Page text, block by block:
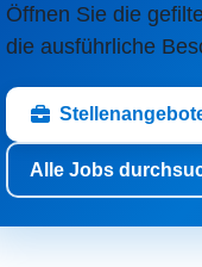
Öffnen Sie die
die ausführliche
Alle Jobs